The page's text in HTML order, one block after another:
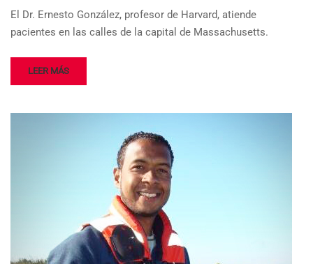
El Dr. Ernesto González, profesor de Harvard, atiende
pacientes en las calles de la capital de Massachusetts.
LEER MÁS